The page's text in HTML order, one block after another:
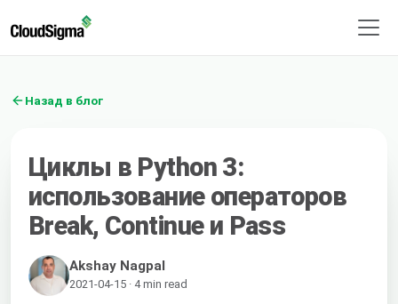
Назад в блог
Циклы в Python 3:
использование операторов
Break, Continue и Pass
Akshay Nagpal
2021-04-15 · 4 min read